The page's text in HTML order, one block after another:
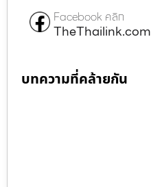
Facebook คลิก
TheThailink.com
บทความที่คล้ายกัน